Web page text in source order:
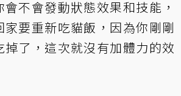
不會發動狀態效果和技能，
要重新吃貓飯，因為你剛剛
掉了，這次就沒有加體力的效